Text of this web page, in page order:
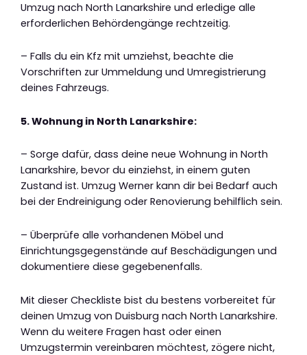
Umzug nach North Lanarkshire und erledige alle
erforderlichen Behördengänge rechtzeitig.
– Falls du ein Kfz mit umziehst, beachte die
Vorschriften zur Ummeldung und Umregistrierung
deines Fahrzeugs.
5. Wohnung in North Lanarkshire:
– Sorge dafür, dass deine neue Wohnung in North
Lanarkshire, bevor du einziehst, in einem guten
Zustand ist. Umzug Werner kann dir bei Bedarf auch
bei der Endreinigung oder Renovierung behilflich sein.
– Überprüfe alle vorhandenen Möbel und
Einrichtungsgegenstände auf Beschädigungen und
dokumentiere diese gegebenenfalls.
Mit dieser Checkliste bist du bestens vorbereitet für
deinen Umzug von Duisburg nach North Lanarkshire.
Wenn du weitere Fragen hast oder einen
Umzugstermin vereinbaren möchtest, zögere nicht,